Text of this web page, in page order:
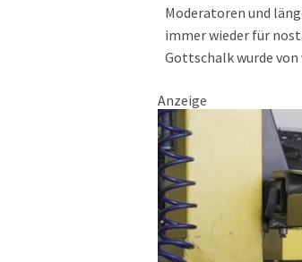
Moderatoren und
immer wieder für
Gottschalk wurde
Anzeige